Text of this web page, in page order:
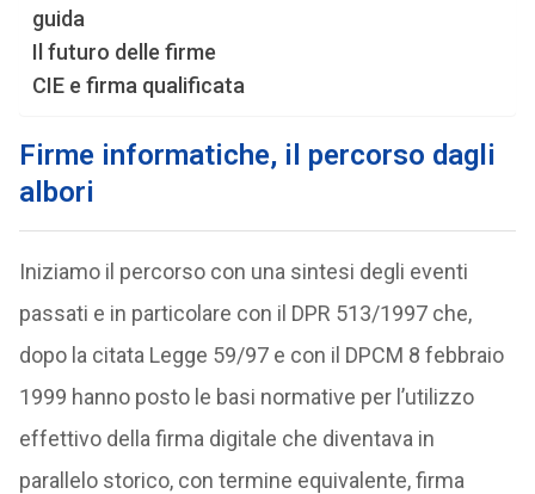
guida
Il futuro delle firme
CIE e firma qualificata
Firme informatiche, il percorso dagli
albori
Iniziamo il percorso con una sintesi degli eventi
passati e in particolare con il DPR 513/1997 che,
dopo la citata Legge 59/97 e con il DPCM 8 febbraio
1999 hanno posto le basi normative per l’utilizzo
effettivo della firma digitale che diventava in
parallelo storico, con termine equivalente, firma